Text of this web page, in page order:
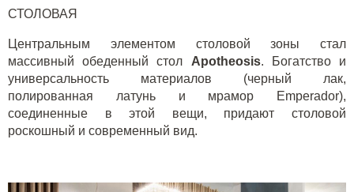
СТОЛОВАЯ
Центральным элементом столовой зоны стал
массивный обеденный стол Apotheosis. Богатство и
универсальность материалов (черный лак,
полированная латунь и мрамор Emperador),
соединенные в этой вещи, придают столовой
роскошный и современный вид.